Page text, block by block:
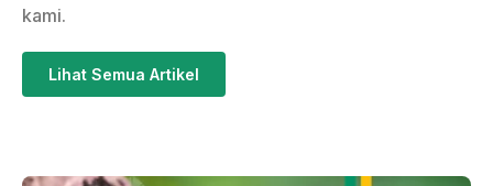
kami.
Lihat Semua Artikel